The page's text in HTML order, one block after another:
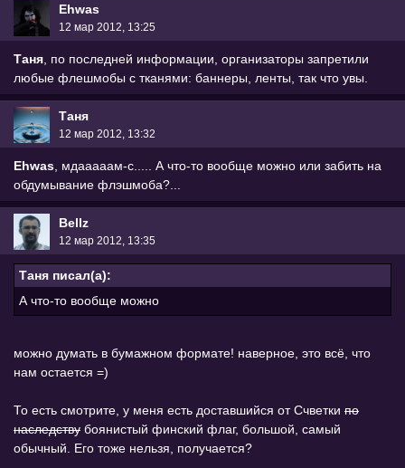
Ehwas
12 мар 2012, 13:25
Таня , по последней информации, организаторы запретили
любые флешмобы с тканями: баннеры, ленты, так что увы.
Таня
12 мар 2012, 13:32
Ehwas , мдааааам-с..... А что-то вообще можно или забить на
обдумывание флэшмоба?...
Bellz
12 мар 2012, 13:35
Таня писал(а):
А что-то вообще можно
можно думать в бумажном формате! наверное, это всё, что
нам остается =)
То есть смотрите, у меня есть доставшийся от Счветки по
наследству боянистый финский флаг, большой, самый
обычный. Его тоже нельзя, получается?